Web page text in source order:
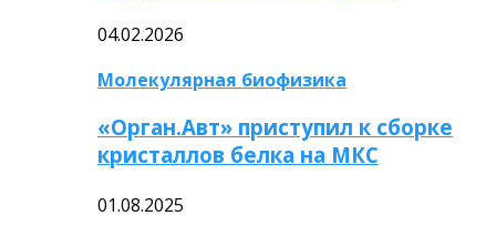
04.02.2026
Молекулярная биофизика
«Орган.Авт» приступил к сборке
кристаллов белка на МКС
01.08.2025